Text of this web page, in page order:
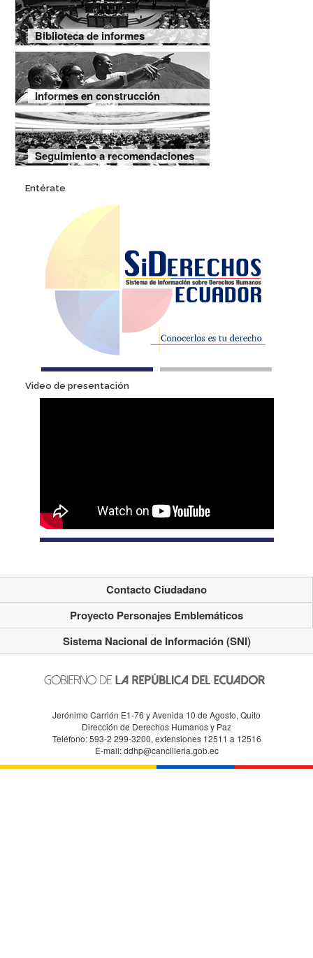
Biblioteca de informes
Informes en construcción
Seguimiento a recomendaciones
Entérate
Video de presentación
Contacto Ciudadano
Proyecto Personajes Emblemáticos
Sistema Nacional de Información (SNI)
Jerónimo Carrión E1-76 y Avenida 10 de Agosto, Quito
Dirección de Derechos Humanos y Paz
Teléfono: 593-2 299-3200, extensiones 12511 a 12516
E-mail: ddhp@cancilleria.gob.ec